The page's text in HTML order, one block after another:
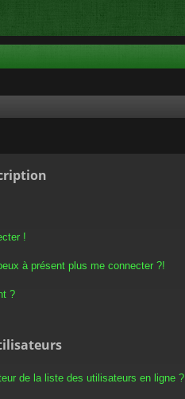
!
à présent plus me connecter ?!
?
de la liste des utilisateurs en ligne ?